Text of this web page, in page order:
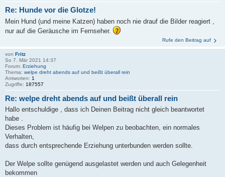
Re: Hunde vor die Glotze!
Mein Hund (und meine Katzen) haben noch nie drauf die Bilder reagiert ,
nur auf die Geräusche im Fernseher.
Rufe den Beitrag auf
von Fritz
So 7. Mär 2021 14:37
Forum: Erziehung
Thema: welpe dreht abends auf und beißt überall rein
Antworten: 1
Zugriffe: 187557
Re: welpe dreht abends auf und beißt überall rein
Hallo entschuldige , dass ich Deinen Beitrag nicht gleich beantwortet
habe .
Dieses Problem ist häufig bei Welpen zu beobachten, ein normales
Verhalten,
dass durch entsprechende Erziehung unterbunden werden sollte.
Der Welpe sollte genügend ausgelastet werden und auch Gelegenheit
bekommen